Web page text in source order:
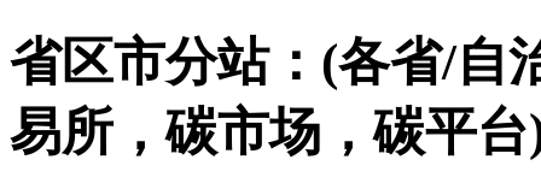
省区市分站：(各省/自
易所，碳市场，碳平台